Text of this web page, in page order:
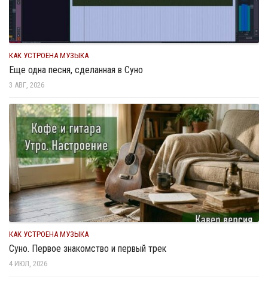
КАК УСТРОЕНА МУЗЫКА
Еще одна песня, сделанная в Суно
3 АВГ, 2026
КАК УСТРОЕНА МУЗЫКА
Суно. Первое знакомство и первый трек
4 ИЮЛ, 2026